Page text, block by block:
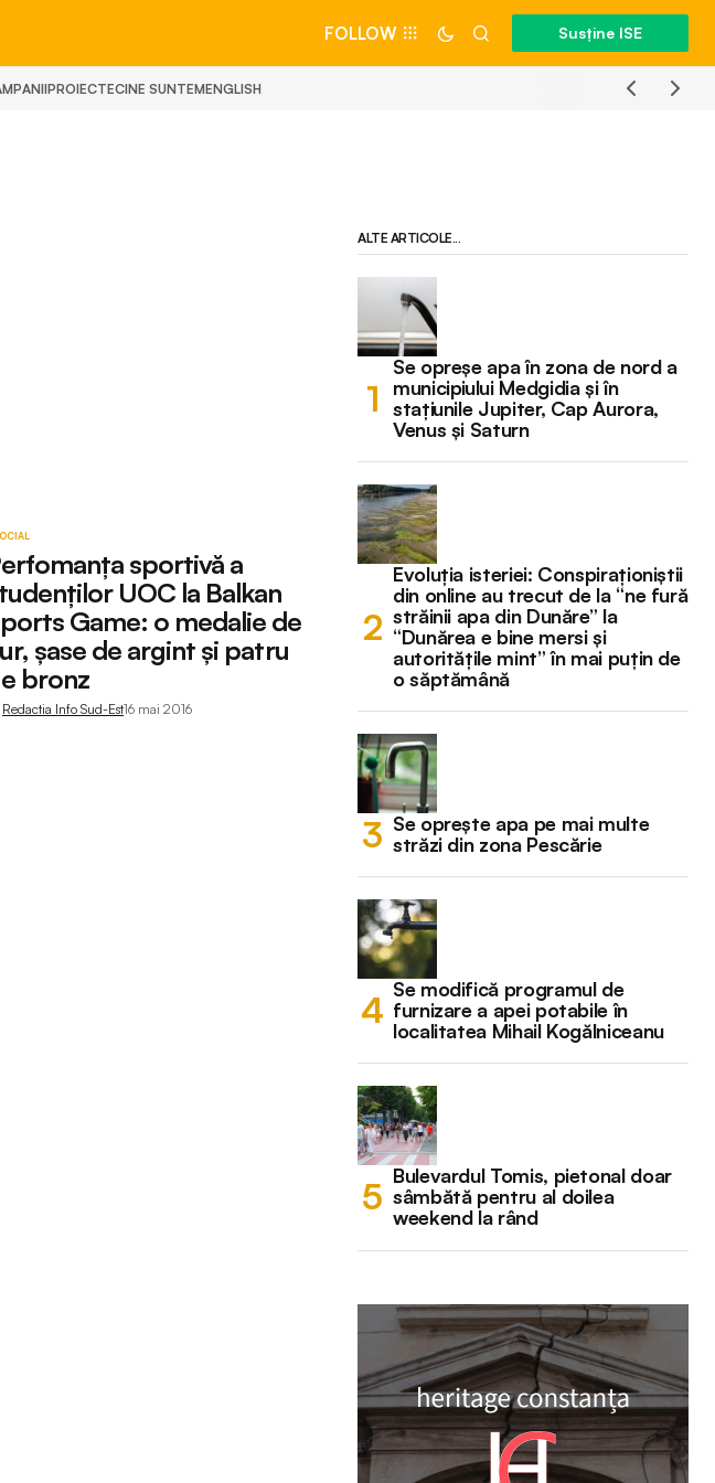
FOLLOW Susține ISE
PROIECTECINE SUNTEMENGLISH
sportivă a
UOC la Balkan
Game: o medalie de
şase de argint şi patru
bronz
Redactia Info Sud-Est16 mai 2016
ALTE ARTICOLE...
Se opreșe apa în zona de nord a
municipiului Medgidia și în
stațiunile Jupiter, Cap Aurora,
Venus și Saturn
Evoluția isteriei: Conspiraționiștii
din online au trecut de la “ne fură
străinii apa din Dunăre” la
“Dunărea e bine mersi și
autoritățile mint” în mai puțin de
o săptămână
Se oprește apa pe mai multe
străzi din zona Pescărie
Se modifică programul de
furnizare a apei potabile în
localitatea Mihail Kogălniceanu
Bulevardul Tomis, pietonal doar
sâmbătă pentru al doilea
weekend la rând